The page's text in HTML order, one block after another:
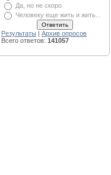
Да, но не скоро
Человеку еще жить и жить...
Результаты | Архив опросов
Всего ответов: 141057